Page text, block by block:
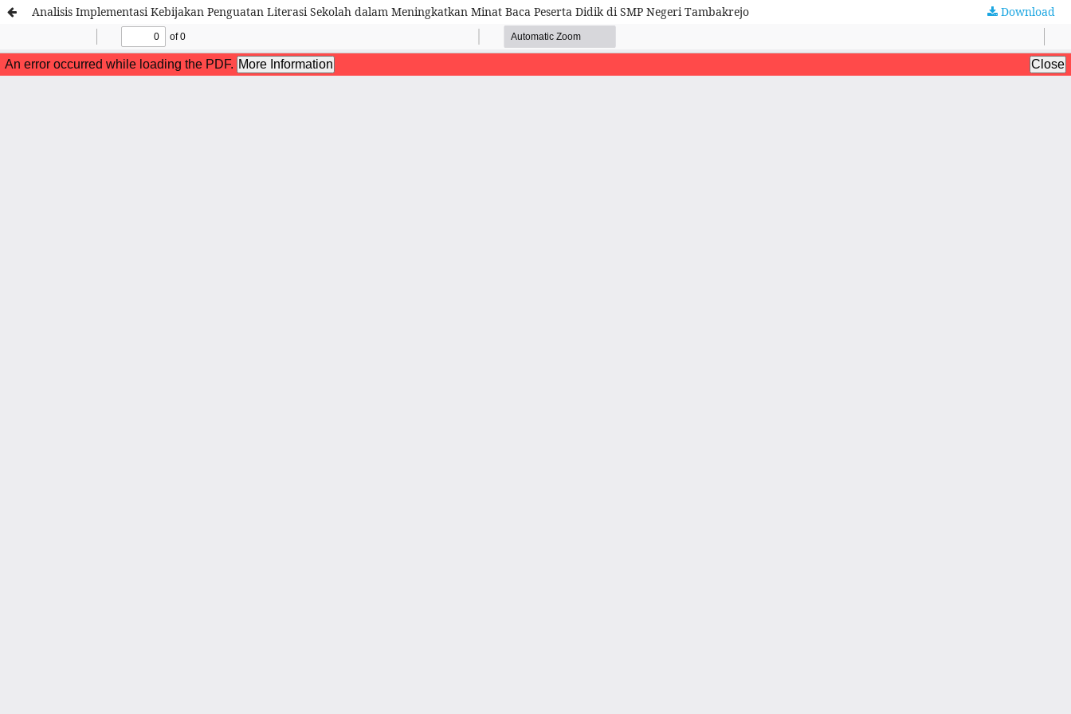
Analisis Implementasi Kebijakan Penguatan Literasi Sekolah dalam Meningkatkan Minat Baca Peserta Didik di SMP Negeri Tambakrejo Download